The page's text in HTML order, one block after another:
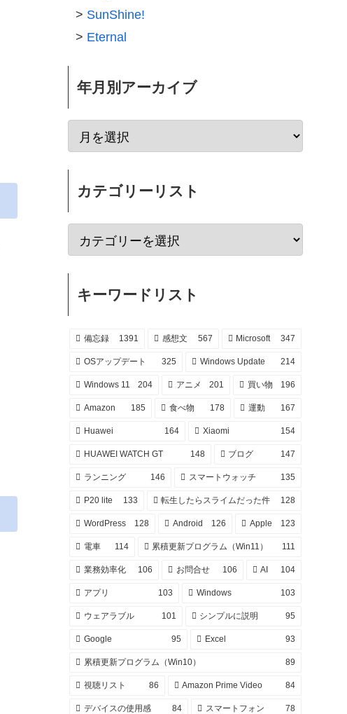
SunShine!
Eternal
年月別アーカイブ
カテゴリーリスト
キーワードリスト
備忘録 1391 感想文 567 Microsoft 347
OSアップデート 325 Windows Update 214
Windows 11 204 アニメ 201 買い物 196
Amazon 185 食べ物 178 運動 167
Huawei 164 Xiaomi 154
HUAWEI WATCH GT 148 ブログ 147
ランニング 146 スマートウォッチ 135
P20 lite 133 転生したらスライムだった件 128
WordPress 128 Android 126 Apple 123
電車 114 累積更新プログラム（Win11） 111
業務効率化 106 お問合せ 106 AI 104
アプリ 103 Windows 103
ウェアラブル 101 シンプルに説明 95
Google 95 Excel 93
累積更新プログラム（Win10） 89
視聴リスト 86 Amazon Prime Video 84
デバイスの使用感 84 スマートフォン 78